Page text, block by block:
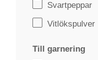
Svartpeppar
Vitlökspulver
Till garnering